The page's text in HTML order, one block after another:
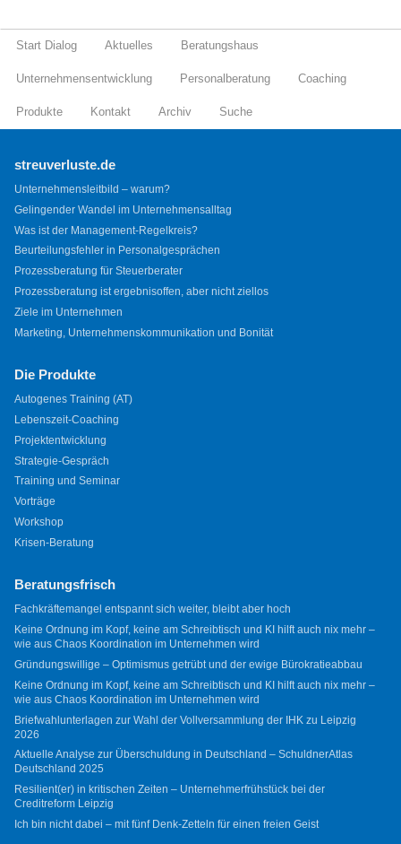
Start Dialog Aktuelles Beratungshaus
Unternehmensentwicklung Personalberatung Coaching
Produkte Kontakt Archiv Suche
streuverluste.de
Unternehmensleitbild – warum?
Gelingender Wandel im Unternehmensalltag
Was ist der Management-Regelkreis?
Beurteilungsfehler in Personalgesprächen
Prozessberatung für Steuerberater
Prozessberatung ist ergebnisoffen, aber nicht ziellos
Ziele im Unternehmen
Marketing, Unternehmenskommunikation und Bonität
Die Produkte
Autogenes Training (AT)
Lebenszeit-Coaching
Projektentwicklung
Strategie-Gespräch
Training und Seminar
Vorträge
Workshop
Krisen-Beratung
Beratungsfrisch
Fachkräftemangel entspannt sich weiter, bleibt aber hoch
Keine Ordnung im Kopf, keine am Schreibtisch und KI hilft auch nix mehr –
wie aus Chaos Koordination im Unternehmen wird
Gründungswillige – Optimismus getrübt und der ewige Bürokratieabbau
Keine Ordnung im Kopf, keine am Schreibtisch und KI hilft auch nix mehr –
wie aus Chaos Koordination im Unternehmen wird
Briefwahlunterlagen zur Wahl der Vollversammlung der IHK zu Leipzig
2026
Aktuelle Analyse zur Überschuldung in Deutschland – SchuldnerAtlas
Deutschland 2025
Resilient(er) in kritischen Zeiten – Unternehmerfrühstück bei der
Creditreform Leipzig
Ich bin nicht dabei – mit fünf Denk-Zetteln für einen freien Geist